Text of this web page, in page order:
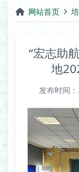
网站首页
“宏志助
地
发布时间